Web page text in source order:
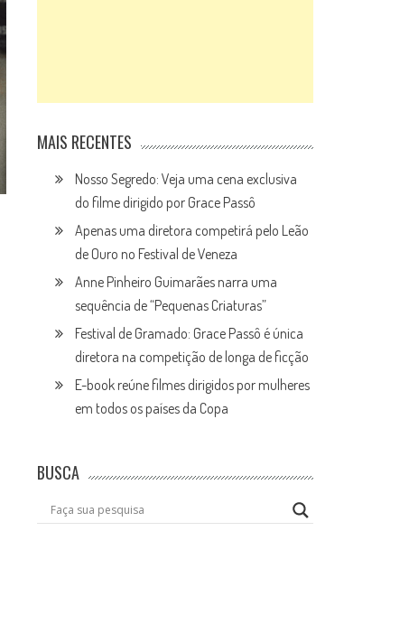
MAIS RECENTES
Nosso Segredo: Veja uma cena exclusiva
do filme dirigido por Grace Passô
Apenas uma diretora competirá pelo Leão
de Ouro no Festival de Veneza
Anne Pinheiro Guimarães narra uma
sequência de “Pequenas Criaturas”
Festival de Gramado: Grace Passô é única
diretora na competição de longa de ficção
E-book reúne filmes dirigidos por mulheres
em todos os países da Copa
BUSCA